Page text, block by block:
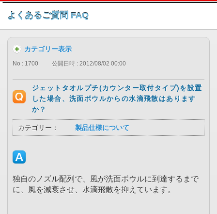
このページの本文へ
よくあるご質問 FAQ
カテゴリー表示
No : 1700 公開日時 : 2012/08/02 00:00
ジェットタオルプチ(カウンター取付タイプ)を設置
した場合、洗面ボウルからの水滴飛散はあります
か？
カテゴリー： 製品仕様について
独自のノズル配列で、風が洗面ボウルに到達するまで
に、風を減衰させ、水滴飛散を抑えています。